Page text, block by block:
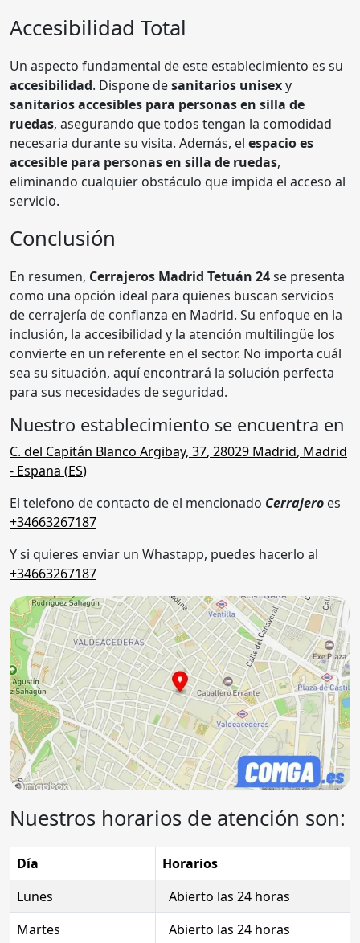
Accesibilidad Total
Un aspecto fundamental de este establecimiento es su
accesibilidad. Dispone desanitarios unisexy
sanitarios accesibles para personas en silla de
ruedas, asegurando que todos tengan la comodidad
necesaria durante su visita. Además, el espacio es
accesible para personas en silla de ruedas,
eliminando cualquier obstáculo que impida el acceso al
servicio.
Conclusión
En resumen, Cerrajeros Madrid Tetuán 24se presenta
como una opción ideal para quienes buscan servicios
de cerrajería de confianza en Madrid. Su enfoque en la
inclusión, la accesibilidad y la atención multilingüe los
convierte en un referente en el sector. No importa cuál
sea su situación, aquí encontrará la solución perfecta
para sus necesidades de seguridad.
Nuestro establecimiento se encuentra en
C. del Capitán Blanco Argibay, 37, 28029 Madrid, Madrid
- Espana (ES)
El telefono de contacto de el mencionado Cerrajero es
+34663267187
Y si quieres enviar un Whastapp, puedes hacerlo al
+34663267187
Nuestros horarios de atención son:
Día
Horarios
Lunes
Abierto las 24 horas
Martes
Abierto las 24 horas